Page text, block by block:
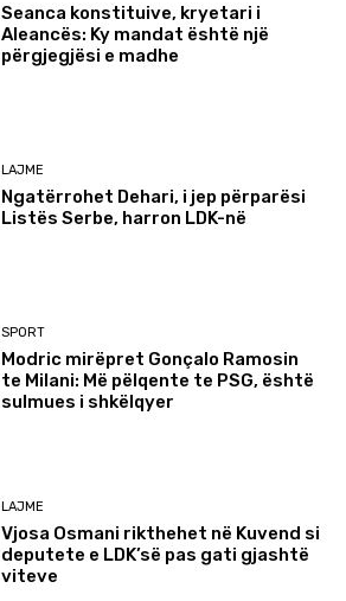
Seanca konstituive, kryetari i
Aleancës: Ky mandat është një
përgjegjësi e madhe
LAJME
Ngatërrohet Dehari, i jep përparësi
Listës Serbe, harron LDK-në
SPORT
Modric mirëpret Gonçalo Ramosin
te Milani: Më pëlqente te PSG, është
sulmues i shkëlqyer
LAJME
Vjosa Osmani rikthehet në Kuvend si
deputete e LDK’së pas gati gjashtë
viteve